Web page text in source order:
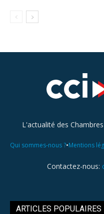
L'actualité des
Qui sommes-nous ?•Mentions
Contactez-nous:
ARTICLES POPULAIRES